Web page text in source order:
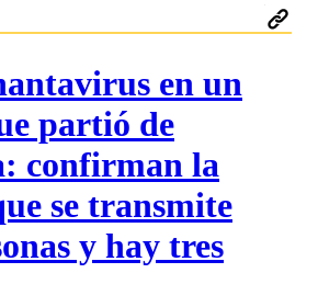
en un
partió de
confirman la
se transmite
y hay tres